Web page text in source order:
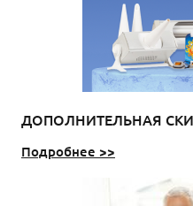
ДОПОЛНИТЕЛЬНАЯ
Подробнее >>